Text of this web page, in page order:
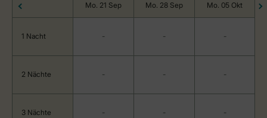
Mo. 21 Sep Mo. 28 Sep Mo. 05 Okt
1 Nacht - - -
2 Nächte - - -
3 Nächte - - -